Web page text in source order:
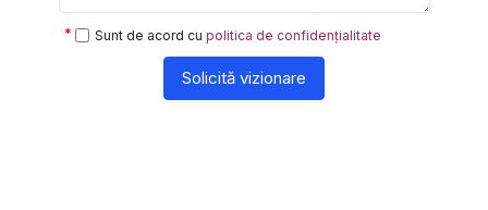
Sunt de acord cu politica de confidențialitate
Solicită vizionare